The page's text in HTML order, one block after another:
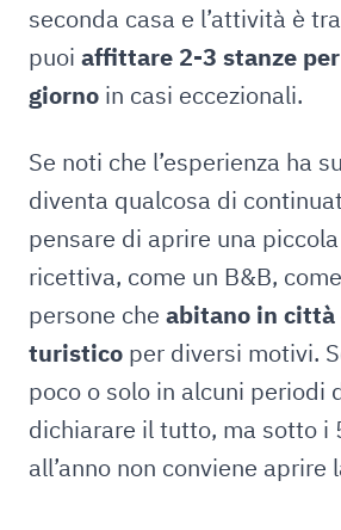
seconda casa e l’attività è
puoi affittare 2-3 stanze
giorno in casi eccezionali.
Se noti che l’esperienza ha
diventa qualcosa di
pensare di aprire una
ricettiva, come un B&B,
persone che abitano in
turistico per diversi motivi.
poco o solo in alcuni periodi
dichiarare il tutto, ma sotto i
all’anno non conviene